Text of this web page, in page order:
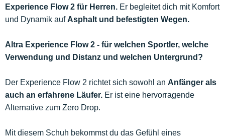
Experience Flow 2 für Herren. Er begleitet dich mit Komfort
und Dynamik auf Asphalt und befestigten Wegen.
Altra Experience Flow 2 - für welchen Sportler, welche
Verwendung und Distanz und welchen Untergrund?
Der Experience Flow 2 richtet sich sowohl an Anfänger als
auch an erfahrene Läufer. Er ist eine hervorragende
Alternative zum Zero Drop.
Mit diesem Schuh bekommst du das Gefühl eines